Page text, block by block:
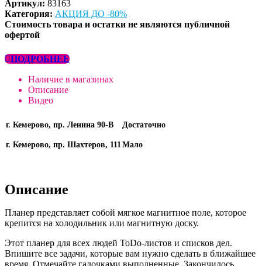
Артикул: 83163
Категория: АКЦИЯ ДО -80%
Стоимость товара и остатки не являются публичной
офертой
ПОДРОБНЕЕ
Наличие в магазинах
Описание
Видео
г. Кемерово, пр. Ленина 90-В Достаточно
г. Кемерово, пр. Шахтеров, 111Мало
Описание
Планер представляет собой мягкое магнитное поле, которое
крепится на холодильник или магнитную доску.
Этот планер для всех людей ToDo-листов и списков дел.
Впишите все задачи, которые вам нужно сделать в ближайшее
время. Отмечайте галочками выполненные. Закончилось